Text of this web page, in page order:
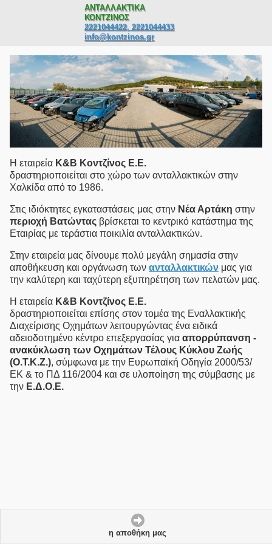
ΑΝΤΑΛΛΑΚΤΙΚΑ
ΚΟΝΤΖΙΝΟΣ
2221044422, 2221044433
info@kontzinos.gr
Η εταιρεία Κ&Β Κοντζίνος E.Ε.
δραστηριοποιείται στο χώρο των ανταλλακτικών στην
Χαλκίδα από το 1986.
Στις ιδιόκτητες εγκαταστάσεις μας στην Νέα Αρτάκη στην
περιοχή Βατώντας βρίσκεται το κεντρικό κατάστημα της
Εταιρίας με τεράστια ποικιλία ανταλλακτικών.
Στην εταιρεία μας δίνουμε πολύ μεγάλη σημασία στην
αποθήκευση και οργάνωση των ανταλλακτικών μας για
την καλύτερη και ταχύτερη εξυπηρέτηση των πελατών μας.
Η εταιρεία Κ&Β Κοντζίνος E.Ε.
δραστηριοποιείται επίσης στον τομέα της Eναλλακτικής
Διαχείρισης Οχημάτων λειτουργώντας ένα ειδικά
αδειοδοτημένο κέντρο επεξεργασίας για απορρύπανση -
ανακύκλωση των Οχημάτων Τέλους Κύκλου Ζωής
(Ο.Τ.Κ.Ζ.), σύμφωνα με την Ευρωπαϊκή Οδηγία 2000/53/
ΕΚ & το ΠΔ 116/2004 και σε υλοποίηση της σύμβασης με
την Ε.Δ.Ο.Ε.
η αποθήκη μας